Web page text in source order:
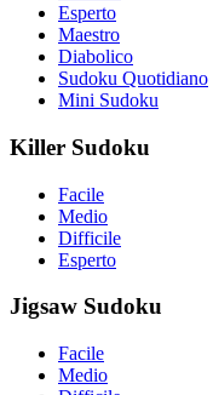
Esperto
Maestro
Diabolico
Sudoku Quotidiano
Mini Sudoku
Killer Sudoku
Facile
Medio
Difficile
Esperto
Jigsaw Sudoku
Facile
Medio